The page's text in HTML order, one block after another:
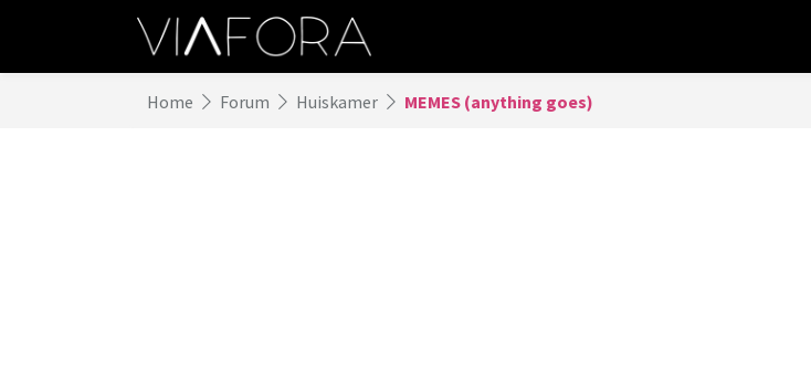
Home Forum Huiskamer MEMES (anything goes)